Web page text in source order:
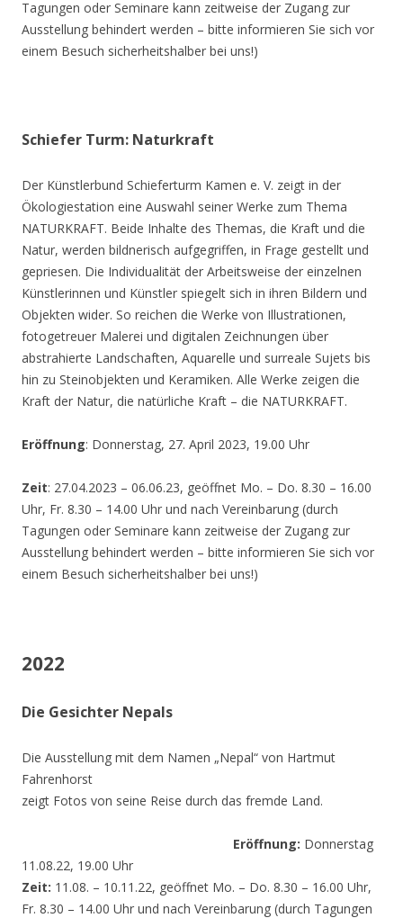
Tagungen oder Seminare kann zeitweise der Zugang zur
Ausstellung behindert werden – bitte informieren Sie sich vor
einem Besuch sicherheitshalber bei uns!)
Schiefer Turm: Naturkraft
Der Künstlerbund Schieferturm Kamen e. V. zeigt in der
Ökologiestation eine Auswahl seiner Werke zum Thema
NATURKRAFT. Beide Inhalte des Themas, die Kraft und die
Natur, werden bildnerisch aufgegriffen, in Frage gestellt und
gepriesen. Die Individualität der Arbeitsweise der einzelnen
Künstlerinnen und Künstler spiegelt sich in ihren Bildern und
Objekten wider. So reichen die Werke von Illustrationen,
fotogetreuer Malerei und digitalen Zeichnungen über
abstrahierte Landschaften, Aquarelle und surreale Sujets bis
hin zu Steinobjekten und Keramiken. Alle Werke zeigen die
Kraft der Natur, die natürliche Kraft – die NATURKRAFT.
Eröffnung: Donnerstag, 27. April 2023, 19.00 Uhr
Zeit: 27.04.2023 – 06.06.23, geöffnet Mo. – Do. 8.30 – 16.00
Uhr, Fr. 8.30 – 14.00 Uhr und nach Vereinbarung (durch
Tagungen oder Seminare kann zeitweise der Zugang zur
Ausstellung behindert werden – bitte informieren Sie sich vor
einem Besuch sicherheitshalber bei uns!)
2022
Die Gesichter Nepals
Die Ausstellung mit dem Namen „Nepal“ von Hartmut
Fahrenhorst
zeigt Fotos von seine Reise durch das fremde Land.
Eröffnung: Donnerstag
11.08.22, 19.00 Uhr
Zeit: 11.08. – 10.11.22, geöffnet Mo. – Do. 8.30 – 16.00 Uhr,
Fr. 8.30 – 14.00 Uhr und nach Vereinbarung (durch Tagungen